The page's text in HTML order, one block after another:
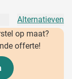
Alternatieven
op maat?
offerte!